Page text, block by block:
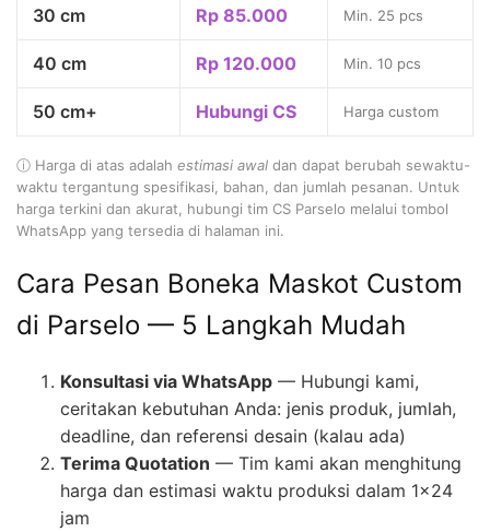
30 cm Rp 85.000 Min. 25 pcs
40 cm Rp 120.000 Min. 10 pcs
50 cm+ Hubungi CS Harga custom
ⓘ Harga di atas adalah estimasi awal dan dapat berubah sewaktu-
waktu tergantung spesifikasi, bahan, dan jumlah pesanan. Untuk
harga terkini dan akurat, hubungi tim CS Parselo melalui tombol
WhatsApp yang tersedia di halaman ini.
Cara Pesan Boneka Maskot Custom
di Parselo — 5 Langkah Mudah
Konsultasi via WhatsApp — Hubungi kami,
ceritakan kebutuhan Anda: jenis produk, jumlah,
deadline, dan referensi desain (kalau ada)
Terima Quotation — Tim kami akan menghitung
harga dan estimasi waktu produksi dalam 1×24
jam